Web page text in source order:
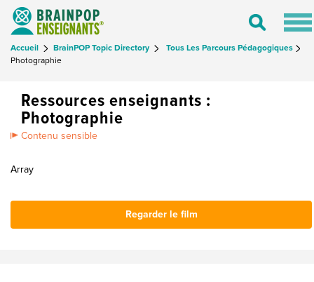
Toggle
Accueil BrainPOP Topic Directory
Tous Les Parcours Pédagogiques
Photographie
Ressources enseignants :
Photographie
Contenu sensible
Array
Regarder le film